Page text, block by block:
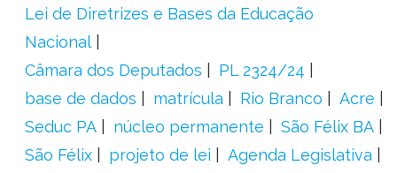
Lei de Diretrizes e Bases da Educação
Nacional
Câmara dos Deputados
PL 2324/24
base de dados
matrícula Rio Branco
Acre
Seduc PA
núcleo permanente
São Félix BA
São Félix
projeto de lei
Agenda Legislativa